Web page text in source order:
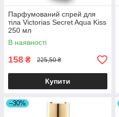
Парфумований спрей для
тіла Victorias Secret Aqua Kiss
250 мл
В наявності
158 ₴ 225,50 ₴
Купити
–30%